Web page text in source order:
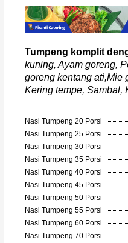
Tumpeng komplit
kuning, Ayam goreng,
goreng kentang ati,Mie
Kering tempe, Sambal,
Nasi Tumpeng 20 Porsi
Nasi Tumpeng 25 Porsi
Nasi Tumpeng 30 Porsi
Nasi Tumpeng 35 Porsi
Nasi Tumpeng 40 Porsi
Nasi Tumpeng 45 Porsi
Nasi Tumpeng 50 Porsi
Nasi Tumpeng 55 Porsi
Nasi Tumpeng 60 Porsi
Nasi Tumpeng 70 Porsi